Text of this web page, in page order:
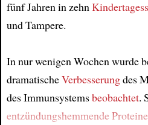
fünf Jahren in zehn
und Tampere.
In nur wenigen Wochen wurde
dramatischeVerbesserungdes
des Immunsystemsbeobachtet.
entzündungshemmende Proteine